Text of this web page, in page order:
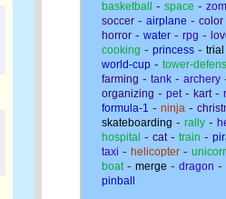
basketball - space -
soccer - airplane - color
horror - water - rpg -
cooking - princess - trial
world-cup - tower-
farming - tank - archery
organizing - pet - kart -
formula-1 - ninja -
skateboarding - rally -
hospital - cat - train -
taxi - helicopter -
boat - merge - dragon -
pinball